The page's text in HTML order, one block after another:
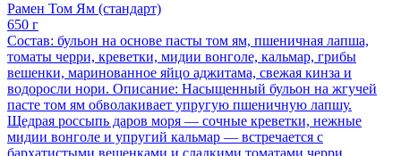
Рамен Том Ям (стандарт)
650 г
Состав: бульон на основе пасты том ям, пшеничная лапша,
томаты черри, креветки, мидии вонголе, кальмар, грибы
вешенки, маринованное яйцо аджитама, свежая кинза и
водоросли нори. Описание: Насыщенный бульон на жгучей
пасте том ям обволакивает упругую пшеничную лапшу.
Щедрая россыпь даров моря — сочные креветки, нежные
мидии вонголе и упругий кальмар — встречается с
бархатистыми вешенками и сладкими томатами черри.